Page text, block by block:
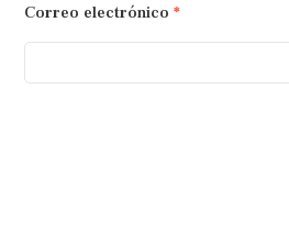
Correo electrónico *